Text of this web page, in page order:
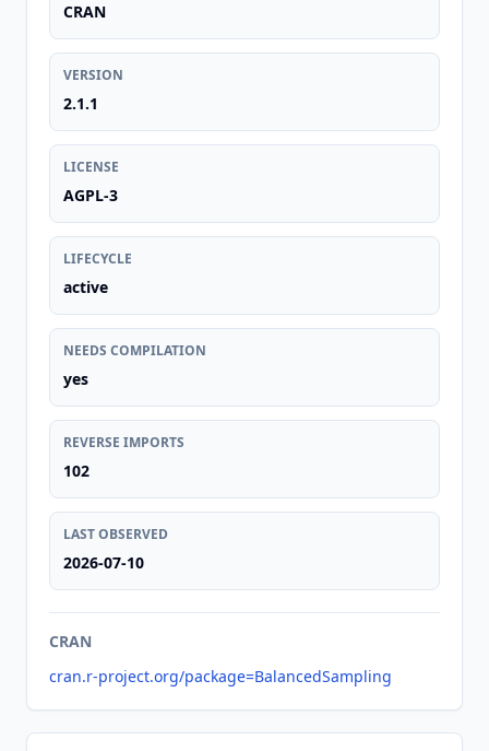
CRAN
VERSION
2.1.1
LICENSE
AGPL-3
LIFECYCLE
active
NEEDS COMPILATION
yes
REVERSE IMPORTS
102
LAST OBSERVED
2026-07-10
CRAN
cran.r-project.org/package=BalancedSampling